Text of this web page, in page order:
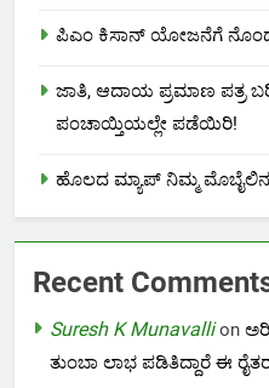
ಪಿಎಂ ಕಿಸಾನ್ ಯೋಜನೆಗೆ
ಜಾತಿ, ಆದಾಯ ಪ್ರಮಾಣ ಪತ್ರ
ಪಂಚಾಯ್ತಿಯಲ್ಲೇ ಪಡೆಯಿರಿ!
ಹೊಲದ ಮ್ಯಾಪ್ ನಿಮ್ಮ
Recent
Suresh K Munavallion
ತುಂಬಾ ಲಾಭ ಪಡಿತಿದ್ದಾರೆ ಈ